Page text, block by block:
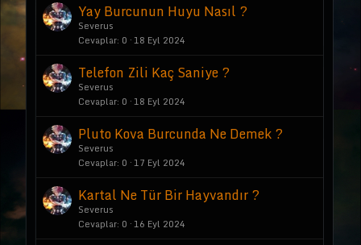
Yay Burcunun Huyu Nasıl ?
Severus
Cevaplar 0 18 Eyl 2024
Telefon Zili Kaç Saniye ?
Severus
Cevaplar 0 18 Eyl 2024
Pluto Kova Burcunda Ne Demek ?
Severus
Cevaplar 0 17 Eyl 2024
Kartal Ne Tür Bir Hayvandır ?
Severus
Cevaplar 0 16 Eyl 2024